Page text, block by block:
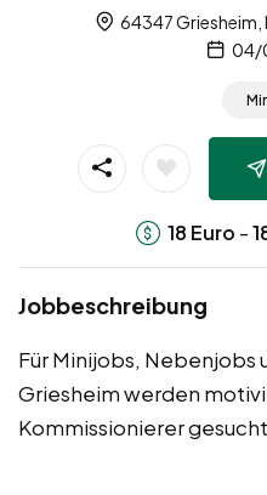
64347 Griesheim,
04/
18 Euro -
Jobbeschreibung
Für Minijobs, Nebenjobs
Griesheim werden
Kommissionierer